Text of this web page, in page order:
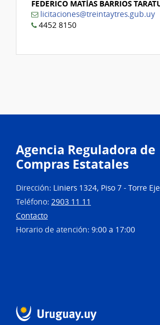
FEDERICO MATÍAS BARRIOS
licitaciones@treintaytres.gub.uy
4452 8150
Agencia Reguladora de
Compras Estatales
Dirección: Liniers 1324, Piso 7 - Torre
Teléfono: 2903 11 11
Contacto
Horario de atención: 9:00 a 17:00